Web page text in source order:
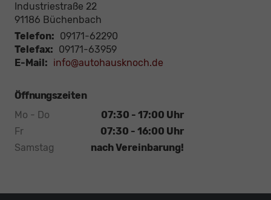
Industriestraße 22
91186 Büchenbach
Telefon: 09171-62290
Telefax: 09171-63959
E-Mail: info@autohausknoch.de
Öffnungszeiten
Mo - Do
07:30 - 17:00 Uhr
Fr
07:30 - 16:00 Uhr
Samstag
nach Vereinbarung!